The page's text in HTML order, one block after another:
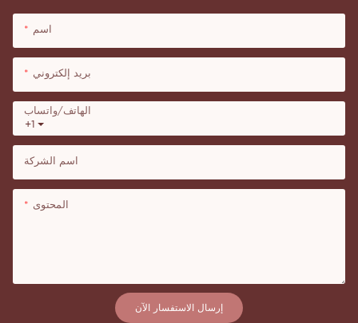
اسم
بريد إلكتروني
+1
الهاتف/واتساب
اسم الشركة
المحتوى
إرسال الاستفسار الآن